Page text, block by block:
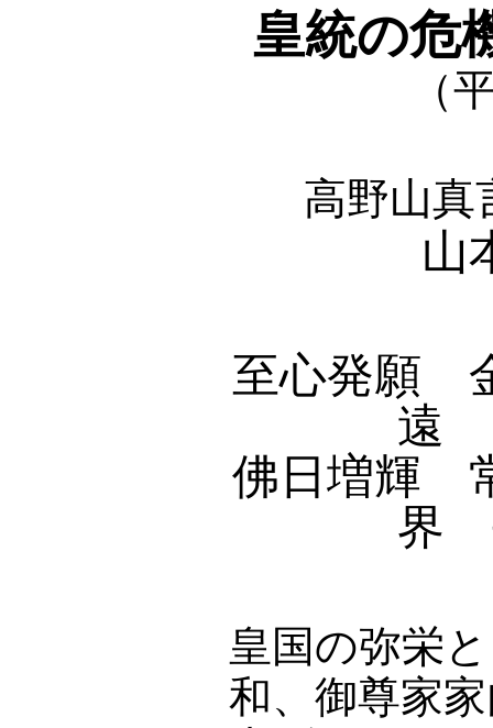
皇統の危
（
高野山真
山
至心発願
遠
佛日増輝
界
皇国の弥栄
和、御尊家